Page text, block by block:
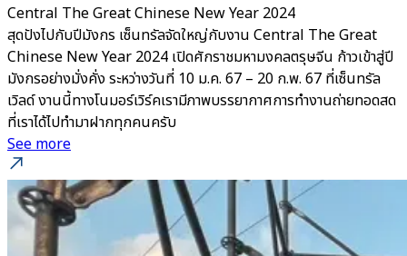
Central The Great Chinese New Year 2024
สุดปังไปกับปีมังกร เซ็นทรัลจัดใหญ่กับงาน Central The Great
Chinese New Year 2024 เปิดศักราชมหามงคลตรุษจีน ก้าวเข้าสู่ปี
มังกรอย่างมั่งคั่ง ระหว่างวันที่ 10 ม.ค. 67 – 20 ก.พ. 67 ที่เซ็นทรัล
เวิลด์ งานนี้ทางโนมอร์เวิร์คเรามีภาพบรรยากาศการทำงานถ่ายทอดสด
ที่เราได้ไปทำมาฝากทุกคนครับ
See more